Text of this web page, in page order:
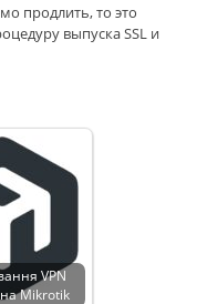
продлить, то это
выпуска SSL и
VPN
на Mikrotik